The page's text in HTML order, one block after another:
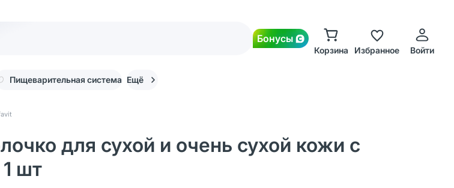
Бонусы
Корзина Избранное Войти
Пищеварительная система Ещё
для сухой и очень сухой кожи с
шт